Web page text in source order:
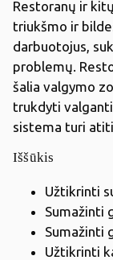
Restoranų ir
triukšmo ir
darbuotojus,
problemų.
šalia valgymo
trukdyti
sistema turi
Iššūkis
Užtikrinti
Sumažinti
Sumažinti
Užtikrinti